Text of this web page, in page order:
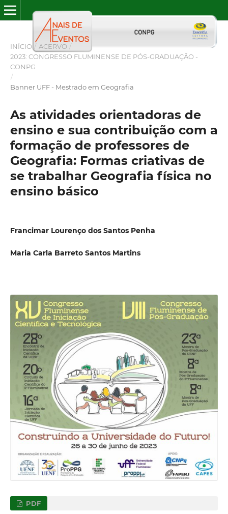
INÍCIO / ACERVO /
2023: CONGRESSO FLUMINENSE DE PÓS-GRADUAÇÃO -
CONPG
/
Banner UFF - Mestrado em Geografia
As atividades orientadoras de
ensino e sua contribuição com a
formação de professores de
Geografia: Formas criativas de
se trabalhar Geografia física no
ensino básico
Francimar Lourenço dos Santos Penha
Maria Carla Barreto Santos Martins
PDF